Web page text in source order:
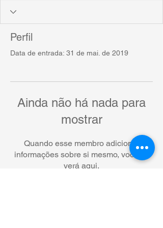
Perfil
Data de entrada: 31 de mai. de 2019
Ainda não há nada para
mostrar
Quando esse membro adicionar
informações sobre si mesmo, você as
verá aqui.